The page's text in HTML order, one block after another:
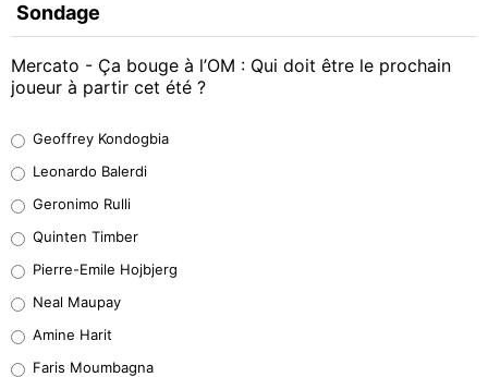
Sondage
Mercato - Ça bouge à l’OM : Qui doit être le prochain
joueur à partir cet été ?
38%
32%
5%
1%
Geoffrey Kondogbia
Leonardo Balerdi
Geronimo Rulli
Quinten Timber
Pierre-Emile Hojbjerg
Neal Maupay
Amine Harit
Faris Moumbagna